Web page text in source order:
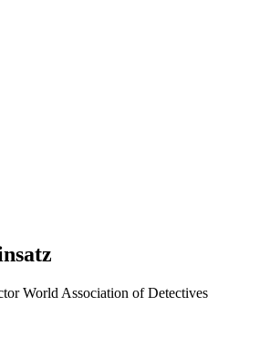
World Association of Detectives